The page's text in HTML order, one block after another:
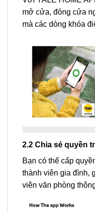
mở cửa, đóng cửa
mà các dòng khóa
2.2 Chia sẻ quyền
Bạn có thể cấp
thành viên gia đình,
viên văn phòng